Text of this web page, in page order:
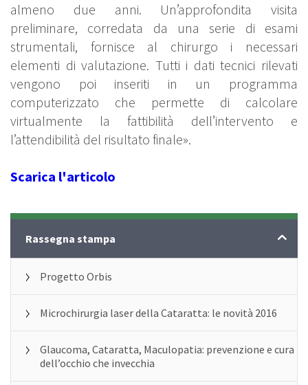
almeno due anni. Un’approfondita visita
preliminare, corredata da una serie di esami
strumentali, fornisce al chirurgo i necessari
elementi di valutazione. Tutti i dati tecnici rilevati
vengono poi inseriti in un programma
computerizzato che permette di calcolare
virtualmente la fattibilità dell’intervento e
l’attendibilità del risultato finale».
Scarica l'articolo
News
Rassegna stampa
Progetto Orbis
Microchirurgia laser della Cataratta: le novità 2016
Glaucoma, Cataratta, Maculopatia: prevenzione e cura
dell’occhio che invecchia